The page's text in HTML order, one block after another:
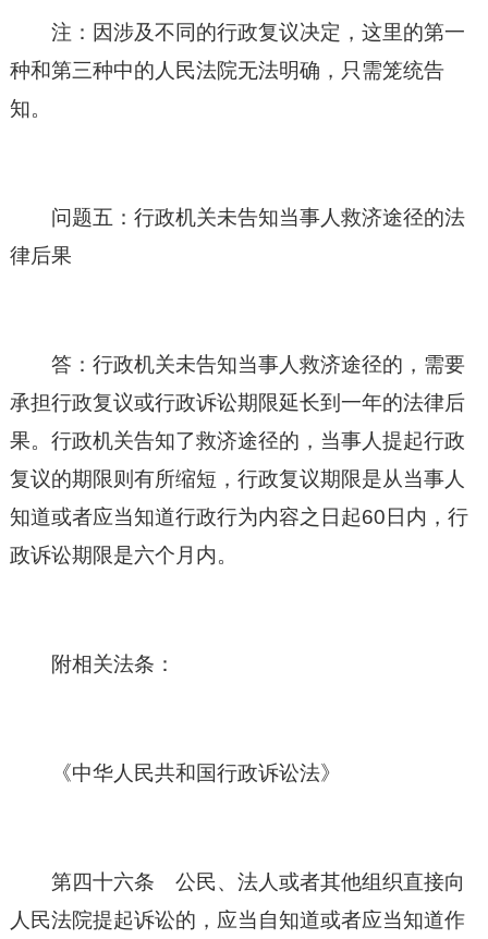
注：因涉及不同的行政复议决定，这里的第一
种和第三种中的人民法院无法明确，只需笼统告
知。
问题五：行政机关未告知当事人救济途径的法
律后果
答：行政机关未告知当事人救济途径的，需要
承担行政复议或行政诉讼期限延长到一年的法律后
果。行政机关告知了救济途径的，当事人提起行政
复议的期限则有所缩短，行政复议期限是从当事人
知道或者应当知道行政行为内容之日起60日内，行
政诉讼期限是六个月内。
附相关法条：
《中华人民共和国行政诉讼法》
第四十六条 公民、法人或者其他组织直接向
人民法院提起诉讼的，应当自知道或者应当知道作